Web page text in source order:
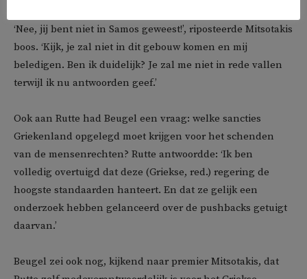
‘Nee, jij bent niet in Samos geweest!’, riposteerde Mitsotakis
boos. ‘Kijk, je zal niet in dit gebouw komen en mij
beledigen. Ben ik duidelijk? Je zal me niet in rede vallen
terwijl ik nu antwoorden geef.’
Ook aan Rutte had Beugel een vraag: welke sancties
Griekenland opgelegd moet krijgen voor het schenden
van de mensenrechten? Rutte antwoordde: ‘Ik ben
volledig overtuigd dat deze (Griekse, red.) regering de
hoogste standaarden hanteert. En dat ze gelijk een
onderzoek hebben gelanceerd over de pushbacks getuigt
daarvan.’
Beugel zei ook nog, kijkend naar premier Mitsotakis, dat